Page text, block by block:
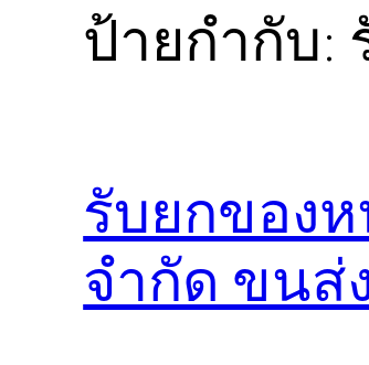
ป้ายกำกับ:
รับยกของ
จำกัด ขนส่ง